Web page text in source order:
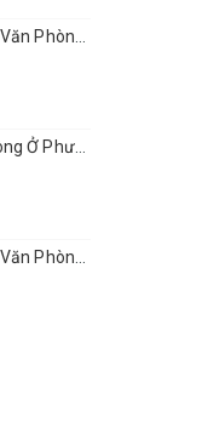
Giặt Ghế Văn Phòng Ở Phường Cửa Nam giá rẻ 2025